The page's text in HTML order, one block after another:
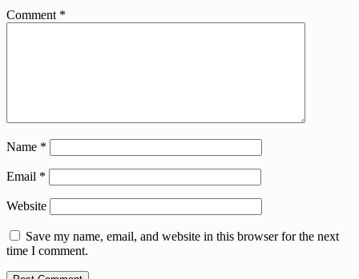
Comment *
Name *
Email *
Website
Save my name, email, and website in this browser for the next
time I comment.